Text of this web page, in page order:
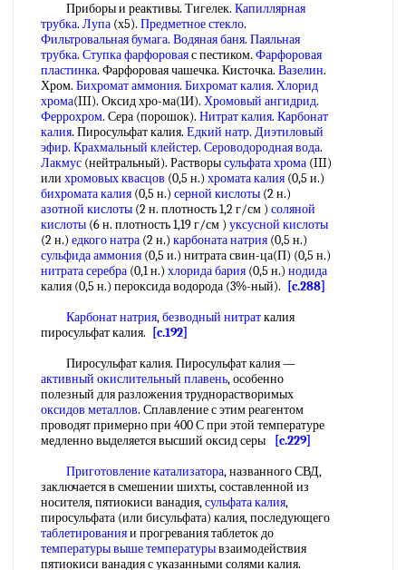
Приборы и реактивы. Тигелек. Капиллярная
трубка. Лупа (х5). Предметное стекло.
Фильтровальная бумага. Водяная баня. Паяльная
трубка. Ступка фарфороваяс пестиком. Фарфоровая
пластинка. Фарфоровая чашечка. Кисточка. Вазелин.
Хром. Бихромат аммония. Бихромат калия. Хлорид
хрома(III). Оксид хро-ма(1И). Хромовый ангидрид.
Феррохром. Сера (порошок). Нитрат калия. Карбонат
калия. Пиросульфат калия. Едкий натр. Диэтиловый
эфир. Крахмальный клейстер. Сероводородная вода.
Лакмус (нейтральный). Растворысульфата хрома (III)
или хромовых квасцов (0,5 н.) хромата калия (0,5 и.)
бихромата калия (0,5 н.) серной кислоты (2 н.)
азотной кислоты (2 н. плотность 1,2 г/см ) соляной
кислоты (6 н. плотность 1,19 г/см ) уксусной кислоты
(2 н.) едкого натра (2 н.) карбоната натрия (0,5 н.)
сульфида аммония (0,5 и.) нитрата свин-ца(П) (0,5 н.)
нитрата серебра (0,1 н.) хлорида бария (0,5 н.) нодида
калия (0,5 н.) пероксида водорода (3%-ный).
[c.288]
Карбонат натрия,безводный нитраткалия
пиросульфат калия.
[c.192]
Пиросульфат калия. Пиросульфат калия —
активный окислительный плавень, особенно
полезный для разложения труднорастворимых
оксидов металлов. Сплавление с этим реагентом
проводят примерно при 400 С при этой температуре
медленно выделяется высший оксид серы
[c.229]
Приготовление катализатора, названного СВД,
заключается в смешении шихты, составленной из
носителя, пятиокиси ванадия,сульфата калия,
пиросульфата (или бисульфата) калия, последующего
таблетированияи прогревания таблеток до
температуры выше температурывзаимодействия
пятиокиси ванадия с указанными солями калия.